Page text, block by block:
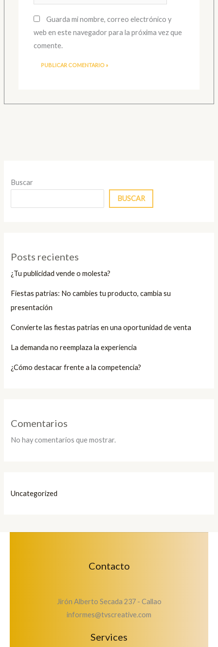
Guarda mi nombre, correo electrónico y
web en este navegador para la próxima vez que
comente.
Buscar
BUSCAR
Posts recientes
¿Tu publicidad vende o molesta?
Fiestas patrias: No cambies tu producto, cambia su
presentación
Convierte las fiestas patrias en una oportunidad de venta
La demanda no reemplaza la experiencia
¿Cómo destacar frente a la competencia?
Comentarios
No hay comentarios que mostrar.
Uncategorized
Contacto
Jirón Alberto Secada 237 - Callao
informes@tvscreative.com
Services